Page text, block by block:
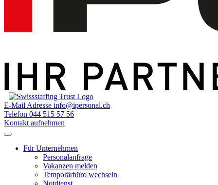
E-Mail Adresse info@ipersonal.ch
Telefon 044 515 57 56
Kontakt aufnehmen
Für Unternehmen
Personalanfrage
Vakanzen melden
Temporärbüro wechseln
Notdienst